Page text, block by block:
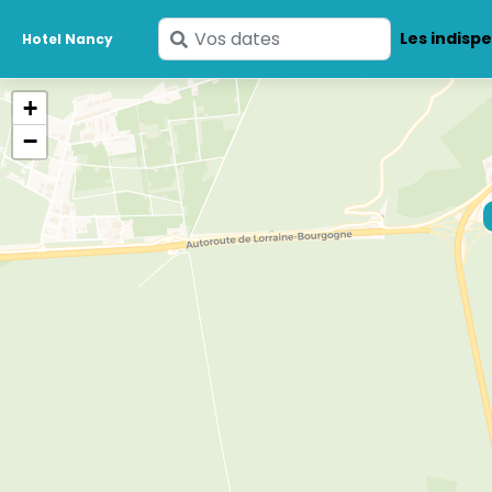
Hotel Nancy
Saisissez
vos
dates
Les
+
−